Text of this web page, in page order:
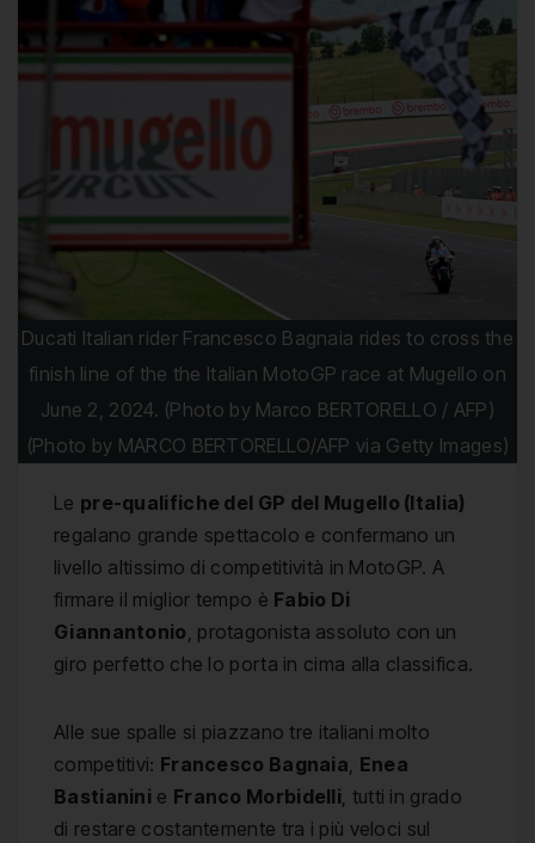
Ducati Italian rider Francesco Bagnaia rides to cross the
finish line of the the Italian MotoGP race at Mugello on
June 2, 2024. (Photo by Marco BERTORELLO / AFP)
(Photo by MARCO BERTORELLO/AFP via Getty Images)
Le pre-qualifiche del GP del Mugello (Italia)
regalano grande spettacolo e confermano un
livello altissimo di competitività in MotoGP. A
firmare il miglior tempo è Fabio Di
Giannantonio, protagonista assoluto con un
giro perfetto che lo porta in cima alla classifica.
Alle sue spalle si piazzano tre italiani molto
competitivi: Francesco Bagnaia, Enea
Bastianini e Franco Morbidelli, tutti in grado
di restare costantemente tra i più veloci sul